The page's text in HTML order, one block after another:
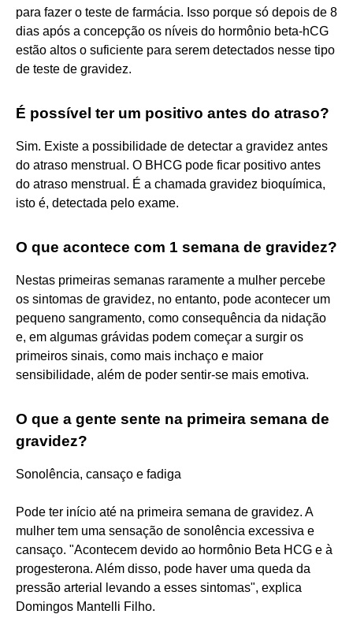
para fazer o teste de farmácia. Isso porque só depois de 8
dias após a concepção os níveis do hormônio beta-hCG
estão altos o suficiente para serem detectados nesse tipo
de teste de gravidez.
É possível ter um positivo antes do atraso?
Sim. Existe a possibilidade de detectar a gravidez antes
do atraso menstrual. O BHCG pode ficar positivo antes
do atraso menstrual. É a chamada gravidez bioquímica,
isto é, detectada pelo exame.
O que acontece com 1 semana de gravidez?
Nestas primeiras semanas raramente a mulher percebe
os sintomas de gravidez, no entanto, pode acontecer um
pequeno sangramento, como consequência da nidação
e, em algumas grávidas podem começar a surgir os
primeiros sinais, como mais inchaço e maior
sensibilidade, além de poder sentir-se mais emotiva.
O que a gente sente na primeira semana de
gravidez?
Sonolência, cansaço e fadiga
Pode ter início até na primeira semana de gravidez. A
mulher tem uma sensação de sonolência excessiva e
cansaço. "Acontecem devido ao hormônio Beta HCG e à
progesterona. Além disso, pode haver uma queda da
pressão arterial levando a esses sintomas", explica
Domingos Mantelli Filho.